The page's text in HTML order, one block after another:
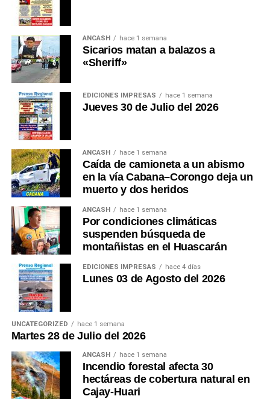
ANCASH hace 1 semana
Sicarios matan a balazos a
«Sheriff»
EDICIONES IMPRESAS hace 1 semana
Jueves 30 de Julio del 2026
ANCASH hace 1 semana
Caída de camioneta a un abismo
en la vía Cabana–Corongo deja un
muerto y dos heridos
ANCASH hace 1 semana
Por condiciones climáticas
suspenden búsqueda de
montañistas en el Huascarán
EDICIONES IMPRESAS hace 4 días
Lunes 03 de Agosto del 2026
UNCATEGORIZED hace 1 semana
Martes 28 de Julio del 2026
ANCASH hace 1 semana
Incendio forestal afecta 30
hectáreas de cobertura natural en
Cajay-Huari